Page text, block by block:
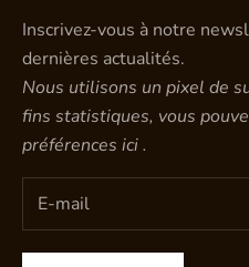
Inscrivez-vous à notre
dernières actualités.
Nous utilisons un pixel de
fins statistiques, vous
préférences ici.